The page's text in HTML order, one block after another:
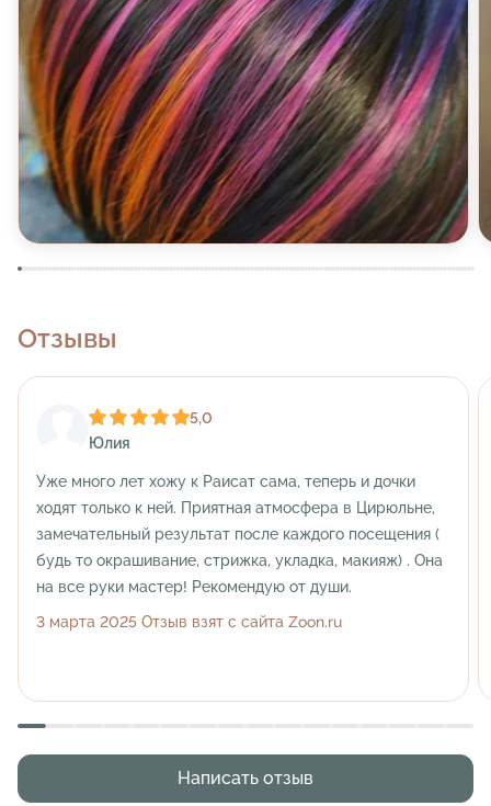
Отзывы
5,0
Юлия
Уже много лет хожу к Раисат сама, теперь и дочки
ходят только к ней. Приятная атмосфера в Цирюльне,
замечательный результат после каждого посещения (
будь то окрашивание, стрижка, укладка, макияж) . Она
на все руки мастер! Рекомендую от души.
3 марта 2025 Отзыв взят с сайта Zoon.ru
Написать отзыв